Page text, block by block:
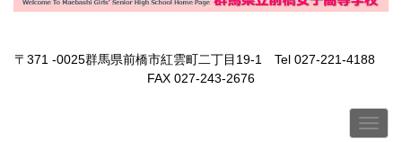
〒371 -0025群馬県前橋市紅雲町二丁目19-1 Tel 027-221-4188
FAX 027-243-2676